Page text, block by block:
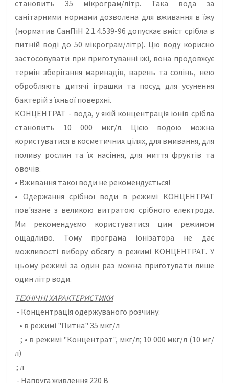
становить 35 мікрограм/літр. Така вода за
санітарними нормами дозволена для вживання в їжу
(норматив СанПіН 2.1.4.539-96 допускає вміст срібла в
питній воді до 50 мікрограм/літр). Цю воду корисно
застосовувати при приготуванні їжі, вона продовжує
термін зберігання маринадів, варень та солінь, нею
обробляють дитячі іграшки та посуд для усунення
бактерій з їхньої поверхні.
КОНЦЕНТРАТ - вода, у якій концентрація іонів срібла
становить 10 000 мкг/л. Цією водою можна
користуватися в косметичних цілях, для вмивання, для
поливу рослин та їх насіння, для миття фруктів та
овочів.
• Вживання такої води не рекомендується!
• Одержання срібної води в режимі КОНЦЕНТРАТ
пов'язане з великою витратою срібного електрода.
Ми рекомендуємо користуватися цим режимом
ощадливо. Тому програма іонізатора не дає
можливості вибору обсягу в режимі КОНЦЕНТРАТ. У
цьому режимі за один раз можна приготувати лише
один літр води.
ТЕХНІЧНІ ХАРАКТЕРИСТИКИ
- Концентрація одержуваного розчину:
• в режимі "Питна" 35 мкг/л
; • в режимі "Концентрат", мкг/л; 10 000 мкг/л (10 мг/
л)
; л
- Напруга живлення 220 В